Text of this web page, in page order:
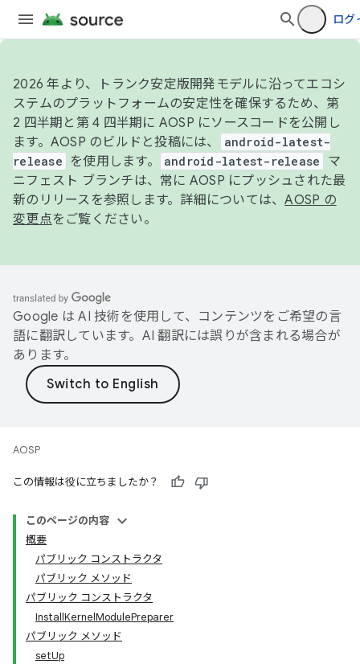
ログ
2026 年より、トランク安定版開発モデルに沿ってエコシ
ステムのプラットフォームの安定性を確保するため、第
2 四半期と第 4 四半期に AOSP にソースコードを公開し
ます。AOSP のビルドと投稿には、
android-latest-
release
を使用します。 android-latest-release
マ
ニフェスト ブランチは、常に AOSP にプッシュされた最
新のリリースを参照します。詳細については、AOSP の
変更点をご覧ください。
Google は AI 技術を使用して、コンテンツをご希望の言
語に翻訳しています。AI 翻訳には誤りが含まれる場合が
あります。
AOSP
この情報は役に立ちましたか？
このページの内容
概要
パブリック コンストラクタ
パブリック メソッド
パブリック コンストラクタ
InstallKernelModulePreparer
パブリック メソッド
setUp